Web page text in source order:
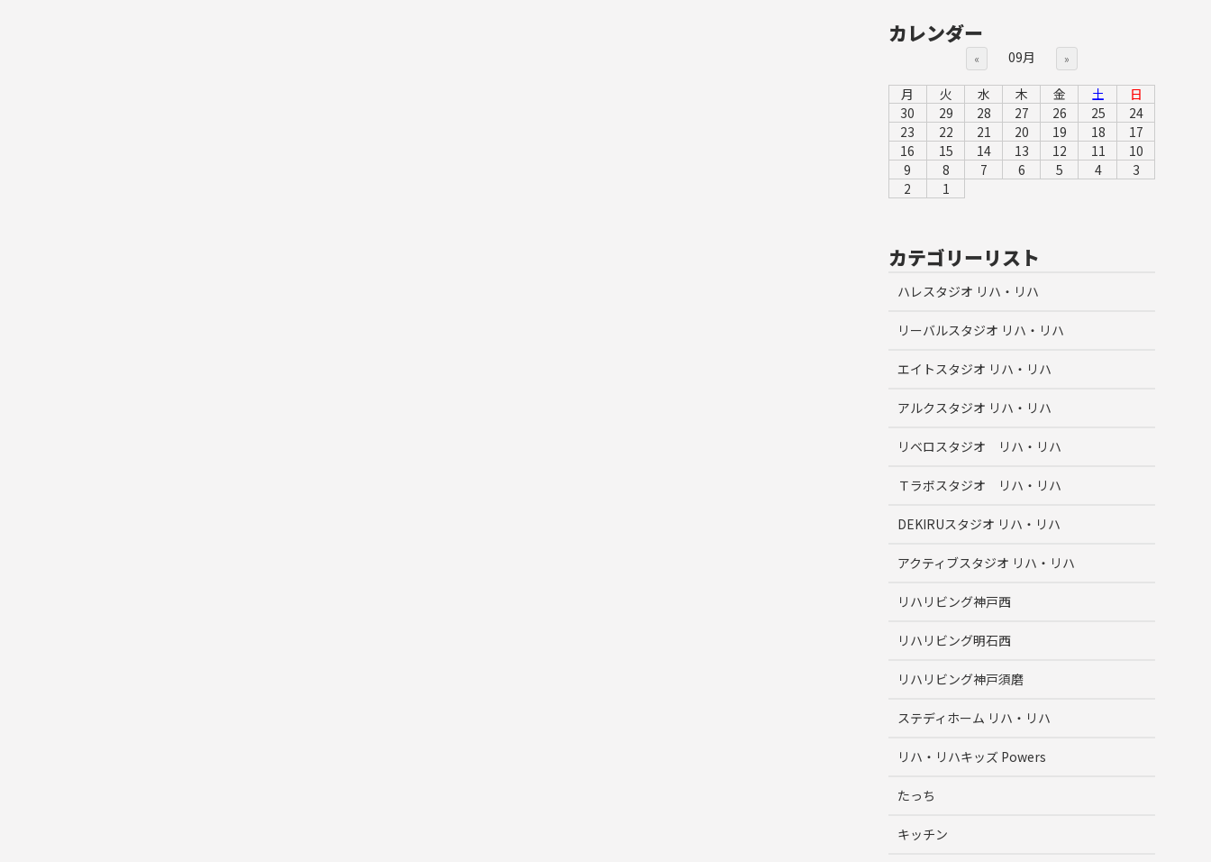
カレンダー
« 09月 »
月 火 水 木 金 土
日
30
29 28 27 26 25
24
23
22 21 20 19 18
17
16
15 14 13 12 11
10
9
8 7 6 5 4
3
2
1
カテゴリーリスト
ハレスタジオ リハ・リハ
リーバルスタジオ リハ・リハ
エイトスタジオ リハ・リハ
アルクスタジオ リハ・リハ
リベロスタジオ リハ・リハ
Ｔラボスタジオ リハ・リハ
DEKIRUスタジオ リハ・リハ
アクティブスタジオ リハ・リハ
リハリビング神戸西
リハリビング明石西
リハリビング神戸須磨
ステディホーム リハ・リハ
リハ・リハキッズ Powers
たっち
キッチン